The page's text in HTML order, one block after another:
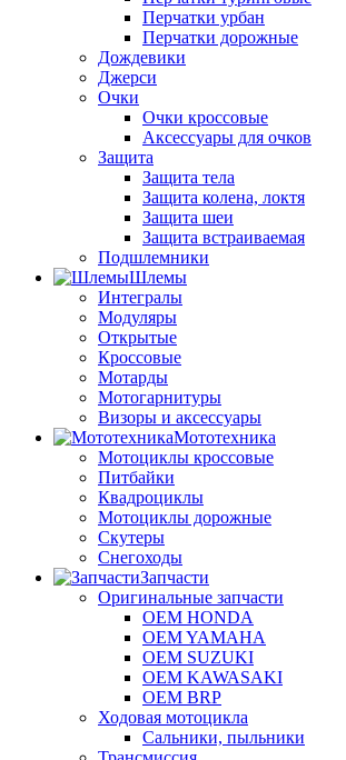
Перчатки урбан
Перчатки дорожные
Дождевики
Джерси
Очки
Очки кроссовые
Аксессуары для очков
Защита
Защита тела
Защита колена, локтя
Защита шеи
Защита встраиваемая
Подшлемники
Шлемы
Интегралы
Модуляры
Открытые
Кроссовые
Мотарды
Мотогарнитуры
Визоры и аксессуары
Мототехника
Мотоциклы кроссовые
Питбайки
Квадроциклы
Мотоциклы дорожные
Скутеры
Снегоходы
Запчасти
Оригинальные запчасти
OEM HONDA
OEM YAMAHA
OEM SUZUKI
OEM KAWASAKI
OEM BRP
Ходовая мотоцикла
Сальники, пыльники